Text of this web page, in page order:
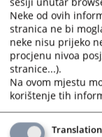
najčešće postavljana
vezane za sam sud.
Grupa Raspored
sudu za određeni
Grupa Vijesti iz
pravosuđe BiH u cjelini.
Unutar svih grupa
Neke od ovih
stranica ne bi
neke nisu prijeko
procjenu nivoa
stranice...).
Na ovom mjestu
korištenje tih
Translation